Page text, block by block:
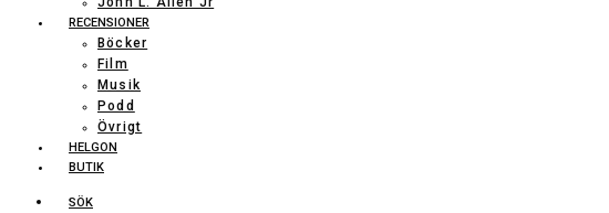
RECENSIONER
Böcker
Film
Musik
Podd
Övrigt
HELGON
BUTIK
SÖK